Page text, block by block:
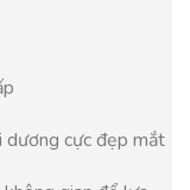
dương cực đẹp mắt